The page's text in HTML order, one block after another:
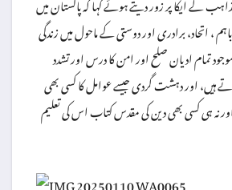
، اتحاد، برادری اور دوستی کے ماحول میں زندگی
تمام ادیان صلح اور امن کا درس اور تشدد
ہیں، اور دہشت گردی جیسے عوامل کا کسی بھی
نہ ہی کسی بھی دین کی مقدس کتاب اس کی تعلیم